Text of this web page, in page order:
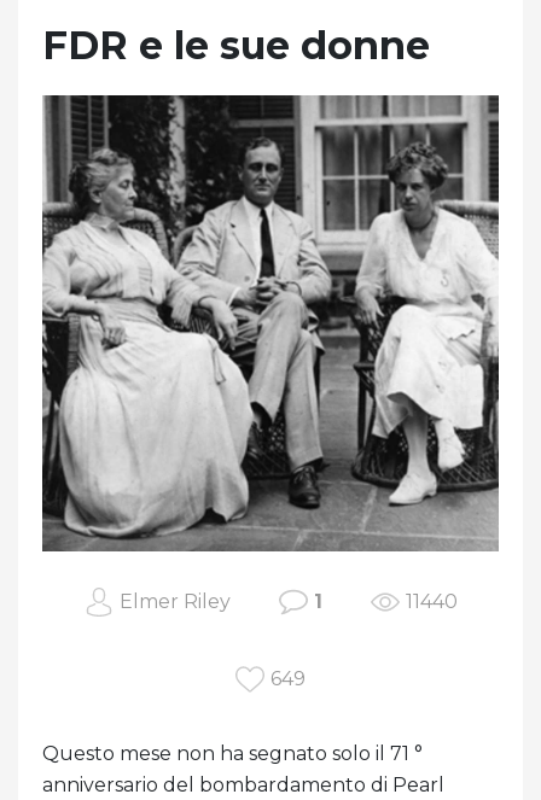
FDR e le sue donne
Elmer Riley 1 11440
649
Questo mese non ha segnato solo il 71 °
anniversario del bombardamento di Pearl